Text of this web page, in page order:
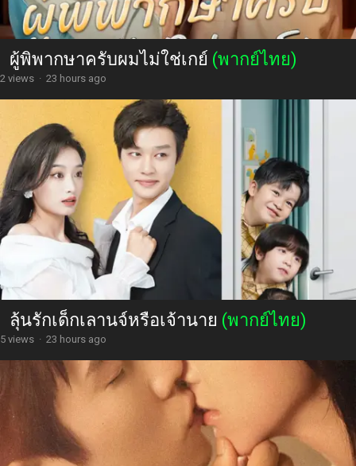
ผู้พิพากษาครับผมไม่ใช่เกย์ (พากย์ไทย)
2 views · 23 hours ago
ลุ้นรักเด็กเลานจ์หรือเจ้านาย (พากย์ไทย)
5 views · 23 hours ago